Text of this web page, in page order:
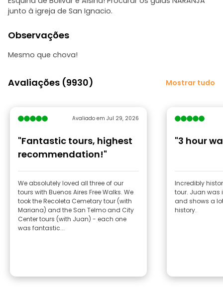
junto à igreja de San Ignacio.
Observações
Mesmo que chova!
Avaliações (9930) Mostrar tudo
Avaliado em Jul 29, 2026
"Fantastic tours, highest
recommendation!"
We absolutely loved all three of our
tours with Buenos Aires Free Walks. We
took the Recoleta Cemetary tour (with
Mariana) and the San Telmo and City
Center tours (with Juan) - each one
was fantastic...
"3 hour
Incredibly
tour. Juan was
and shows a
history.